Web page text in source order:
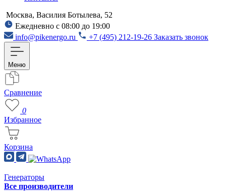
Москва, Василия Ботылева, 52
Ежедневно с 08:00 до 19:00
info@pikenergo.ru
+7 (495) 212-19-26 Заказать звонок
Меню
Сравнение
0
Избранное
Корзина
Генераторы
Все производители